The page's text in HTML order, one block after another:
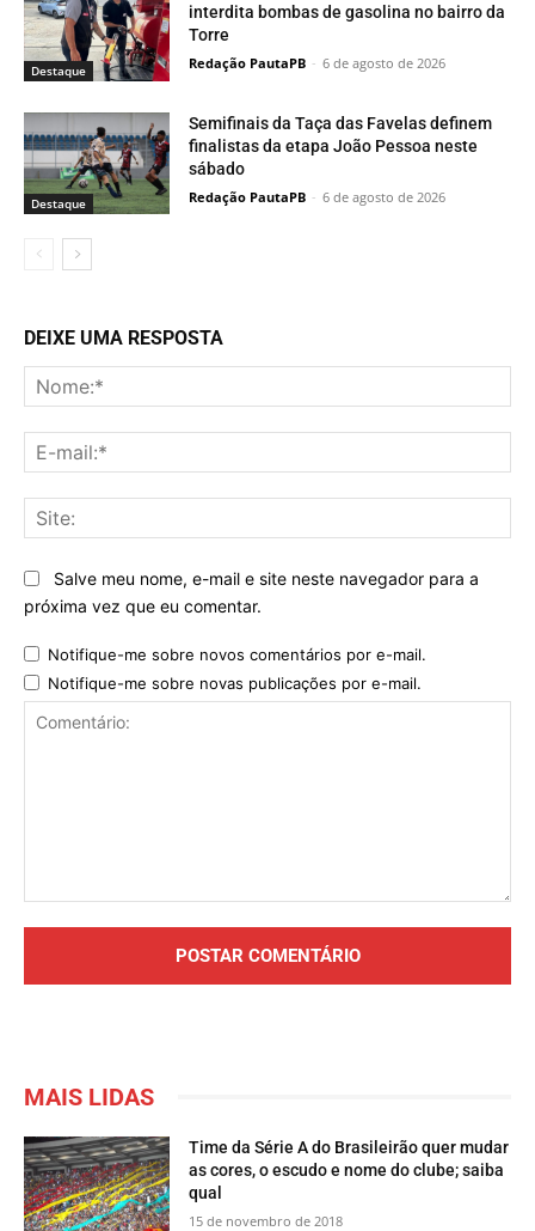
Destaque
interdita bombas de gasolina no bairro da
Torre
Redação PautaPB - 6 de agosto de 2026
Destaque
Semifinais da Taça das Favelas definem
finalistas da etapa João Pessoa neste
sábado
Redação PautaPB - 6 de agosto de 2026
DEIXE UMA RESPOSTA
Salve meu nome, e-mail e site neste navegador para a
próxima vez que eu comentar.
Notifique-me sobre novos comentários por e-mail.
Notifique-me sobre novas publicações por e-mail.
MAIS LIDAS
Time da Série A do Brasileirão quer mudar
as cores, o escudo e nome do clube; saiba
qual
15 de novembro de 2018